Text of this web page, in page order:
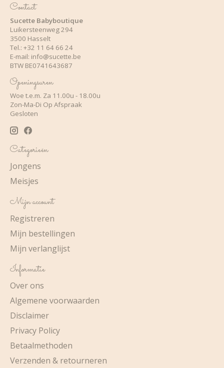
Contact
Sucette Babyboutique
Luikersteenweg 294
3500 Hasselt
Tel.: +32 11 64 66 24
E-mail: info@sucette.be
BTW BE0741643687
Openingsuren
Woe t.e.m. Za 11.00u - 18.00u
Zon-Ma-Di Op Afspraak
Gesloten
Categorieën
Jongens
Meisjes
Mijn account
Registreren
Mijn bestellingen
Mijn verlanglijst
Informatie
Over ons
Algemene voorwaarden
Disclaimer
Privacy Policy
Betaalmethoden
Verzenden & retourneren